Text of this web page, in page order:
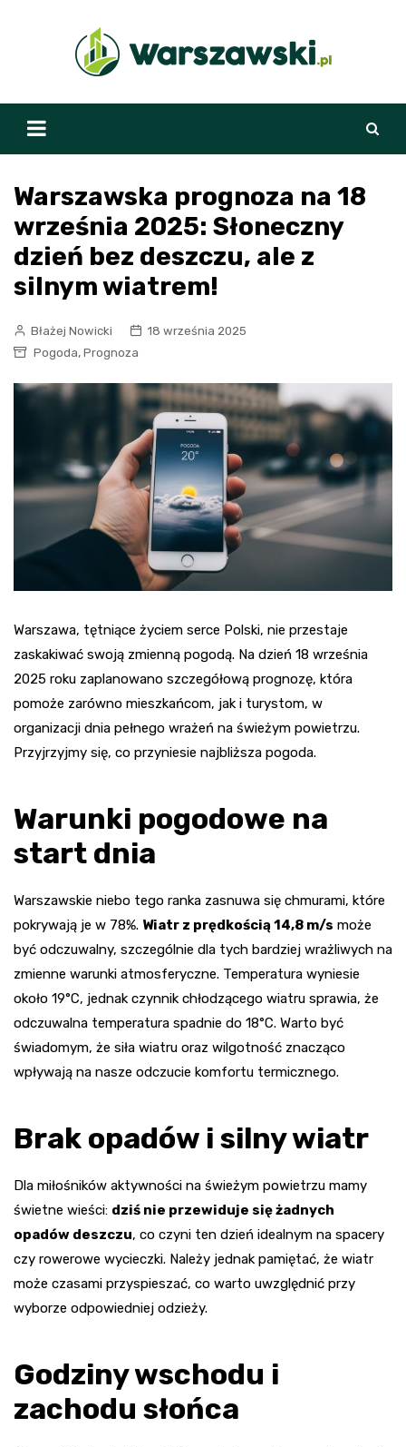
Warszawska prognoza na 18
września 2025: Słoneczny
dzień bez deszczu, ale z
silnym wiatrem!
Błażej Nowicki
18 września 2025
Pogoda, Prognoza
Warszawa, tętniące życiem serce Polski, nie przestaje
zaskakiwać swoją zmienną pogodą. Na dzień 18 września
2025 roku zaplanowano szczegółową prognozę, która
pomoże zarówno mieszkańcom, jak i turystom, w
organizacji dnia pełnego wrażeń na świeżym powietrzu.
Przyjrzyjmy się, co przyniesie najbliższa pogoda.
Warunki pogodowe na
start dnia
Warszawskie niebo tego ranka zasnuwa się chmurami, które
pokrywają je w 78%. Wiatr z prędkością 14,8 m/s może
być odczuwalny, szczególnie dla tych bardziej wrażliwych na
zmienne warunki atmosferyczne. Temperatura wyniesie
około 19°C, jednak czynnik chłodzącego wiatru sprawia, że
odczuwalna temperatura spadnie do 18°C. Warto być
świadomym, że siła wiatru oraz wilgotność znacząco
wpływają na nasze odczucie komfortu termicznego.
Brak opadów i silny wiatr
Dla miłośników aktywności na świeżym powietrzu mamy
świetne wieści: dziś nie przewiduje się żadnych
opadów deszczu, co czyni ten dzień idealnym na spacery
czy rowerowe wycieczki. Należy jednak pamiętać, że wiatr
może czasami przyspieszać, co warto uwzględnić przy
wyborze odpowiedniej odzieży.
Godziny wschodu i
zachodu słońca